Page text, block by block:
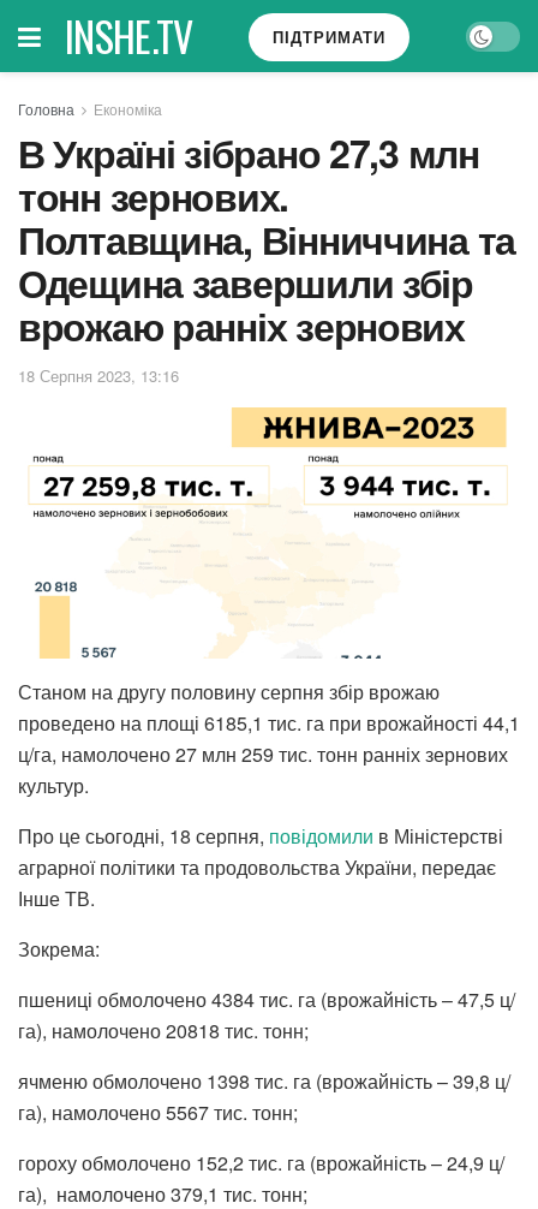
INSHE.TV ПІДТРИМАТИ
Головна Економіка
В Україні зібрано 27,3 млн
тонн зернових.
Полтавщина, Вінниччина та
Одещина завершили збір
врожаю ранніх зернових
18 Серпня 2023, 13:16
Станом на другу половину серпня збір врожаю
проведено на площі 6185,1 тис. га при врожайності 44,1
ц/га, намолочено 27 млн 259 тис. тонн ранніх зернових
культур.
Про це сьогодні, 18 серпня, повідомили в Міністерстві
аграрної політики та продовольства України, передає
Інше ТВ.
Зокрема:
пшениці обмолочено 4384 тис. га (врожайність – 47,5 ц/
га), намолочено 20818 тис. тонн;
ячменю обмолочено 1398 тис. га (врожайність – 39,8 ц/
га), намолочено 5567 тис. тонн;
гороху обмолочено 152,2 тис. га (врожайність – 24,9 ц/
га), намолочено 379,1 тис. тонн;